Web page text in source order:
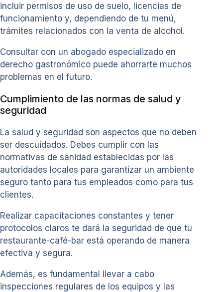
incluir permisos de uso de suelo, licencias de
funcionamiento y, dependiendo de tu menú,
trámites relacionados con la venta de alcohol.
Consultar con un abogado especializado en
derecho gastronómico puede ahorrarte muchos
problemas en el futuro.
Cumplimiento de las normas de salud y
seguridad
La salud y seguridad son aspectos que no deben
ser descuidados. Debes cumplir con las
normativas de sanidad establecidas por las
autoridades locales para garantizar un ambiente
seguro tanto para tus empleados como para tus
clientes.
Realizar capacitaciones constantes y tener
protocolos claros te dará la seguridad de que tu
restaurante-café-bar está operando de manera
efectiva y segura.
Además, es fundamental llevar a cabo
inspecciones regulares de los equipos y las